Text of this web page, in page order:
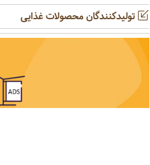
تولیدکنندگان محصولات غذایی